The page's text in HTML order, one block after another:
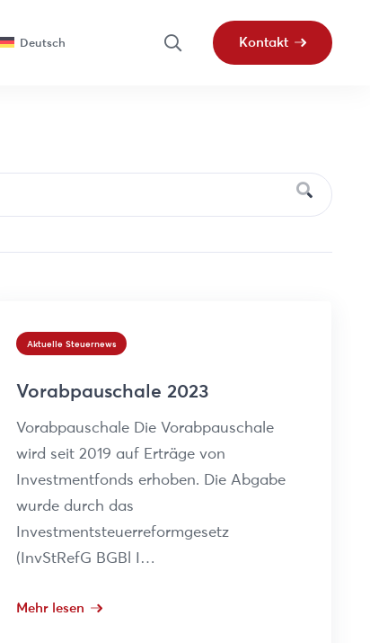
Deutsch Kontakt
Aktuelle Steuernews
Vorabpauschale 2023
Vorabpauschale Die Vorabpauschale
wird seit 2019 auf Erträge von
Investmentfonds erhoben. Die Abgabe
wurde durch das
Investmentsteuerreformgesetz
(InvStRefG BGBl I…
Mehr lesen